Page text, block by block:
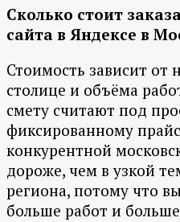
Сколько стоит
сайта в Яндексе в
Стоимость зависит
столице и объёма
смету считают под
фиксированному
конкурентной
дороже, чем в узкой
региона, потому что
больше работ и